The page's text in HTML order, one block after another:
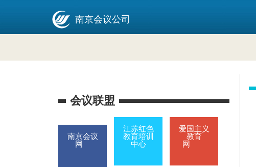
南京会议公司
会议联盟
南京会议
网
江苏红色
教育培训
中心
爱国主义
教育
网